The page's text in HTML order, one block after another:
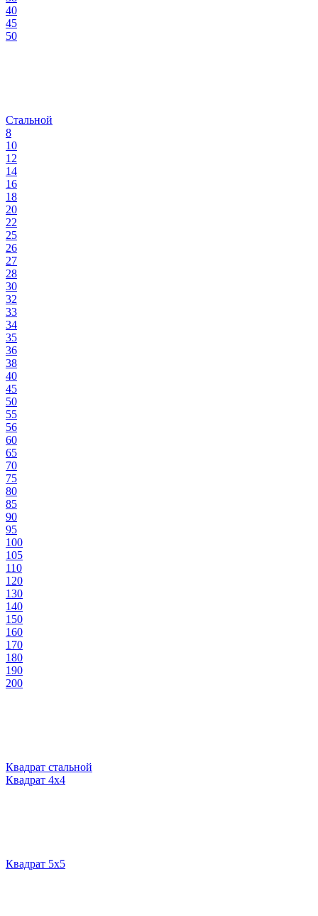
40
45
50
Стальной
8
10
12
14
16
18
20
22
25
26
27
28
30
32
33
34
35
36
38
40
45
50
55
56
60
65
70
75
80
85
90
95
100
105
110
120
130
140
150
160
170
180
190
200
Квадрат стальной
Квадрат 4х4
Квадрат 5х5